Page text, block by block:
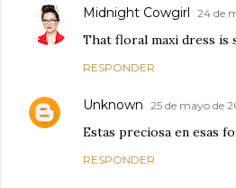
Midnight Cowgirl 24 de
That floral maxi dress is
RESPONDER
Unknown 25 de mayo de
Estas preciosa en esas
RESPONDER